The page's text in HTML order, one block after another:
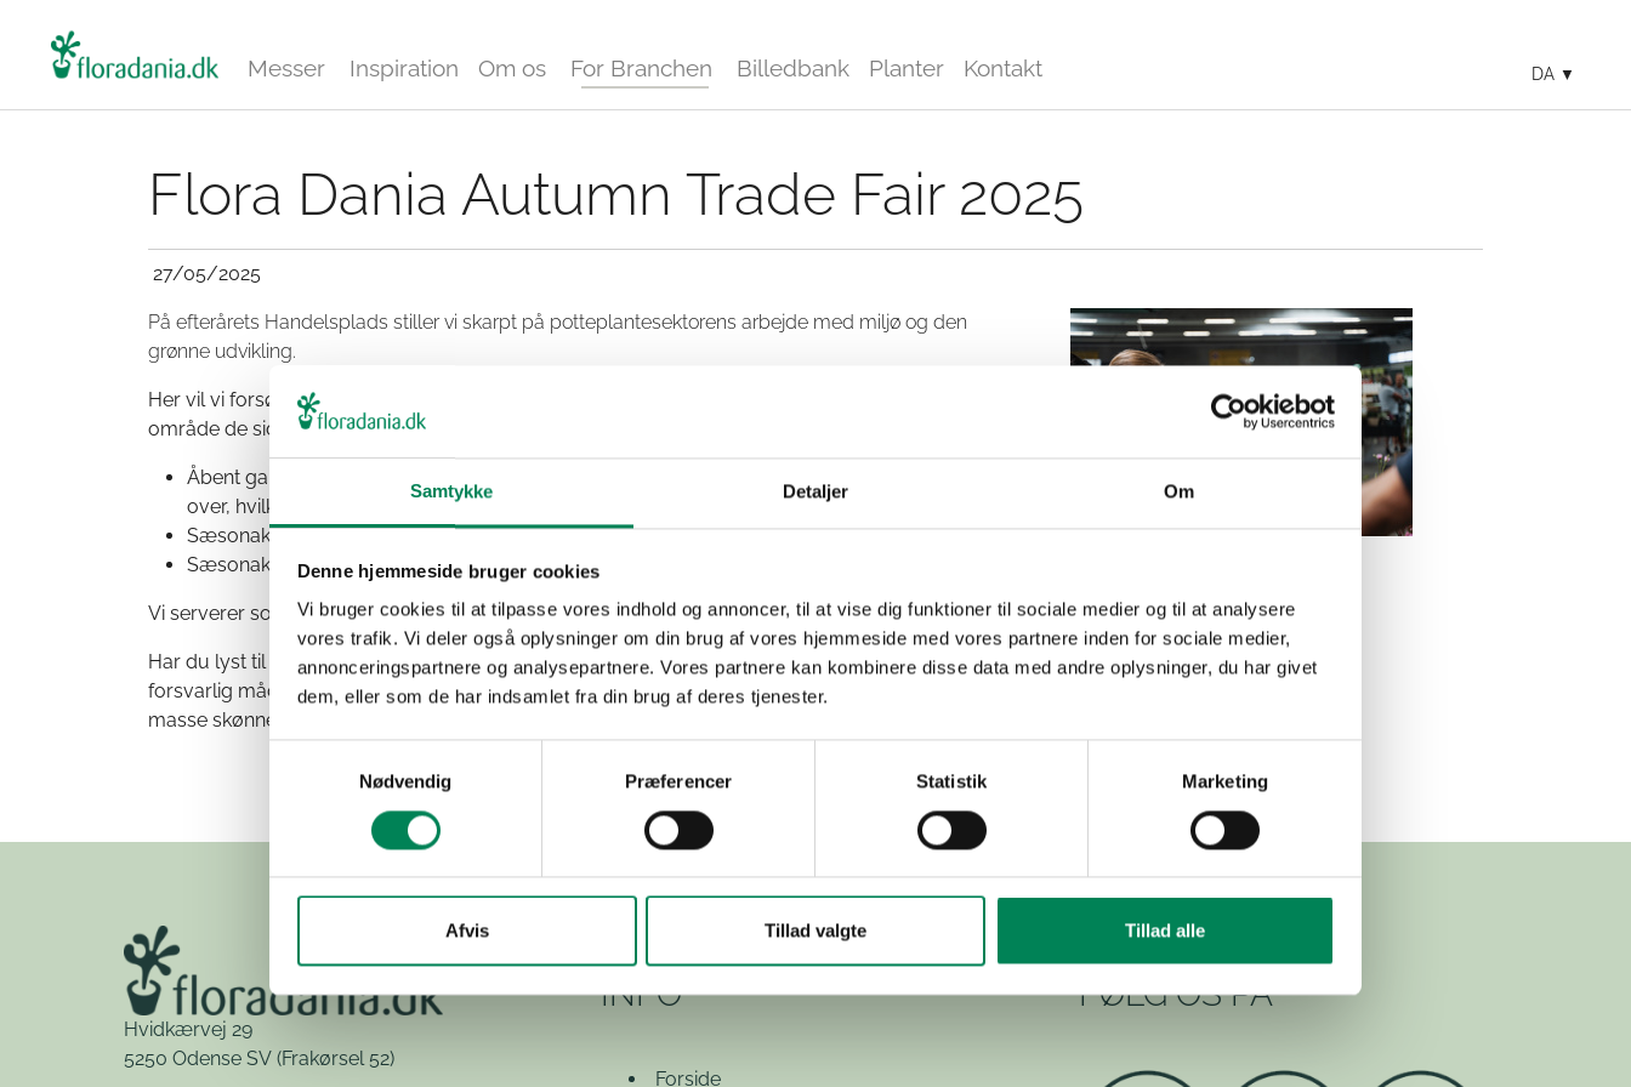
Samtykke Detaljer Om
Denne hjemmeside bruger cookies
Vi bruger cookies til at tilpasse vores indhold og annoncer, til at vise dig funktioner til sociale medier og til at analysere
vores trafik. Vi deler også oplysninger om din brug af vores hjemmeside med vores partnere inden for sociale medier,
annonceringspartnere og analysepartnere. Vores partnere kan kombinere disse data med andre oplysninger, du har givet
dem, eller som de har indsamlet fra din brug af deres tjenester.
Nødvendig
Præferencer Statistik Marketing
Afvis Tillad valgte Tillad alle
Messer Inspiration Om os For Branchen Billedbank Planter Kontakt DA
Flora Dania Autumn Trade Fair 2025
27/05/2025
På efterårets Handelsplads stiller vi skarpt på potteplantesektorens arbejde med miljø og den
grønne udvikling.
Her vil vi forsøge at formidle historien om, hvor meget sektoren har rykket sig på det grønne
område de sidste 10-15 år. Helt konkret vil du opleve:
Åbent gartneri – kom ud og oplev gartnerierne inde fra drivhusene. Snart kommer der en liste
over, hvilke gartnerier, der holder åbent ifm. med messen, og hvad du kan se ude hos dem.
Sæsonaktuelle produkter fra +60 prydplanteproducenter og garterne bag.
Sæsonaktuelle produkter fra +10 planteskoler og garterne bag.
Vi serverer som altid sandwich, salater, pølser, ristede hotdogs, vand, øl og kaffe ude på messen.
Har du lyst til at blive klogere på, hvordan prydplantebranchen producerer planter på en grøn og
forsvarlig måde? Så ta’ din kollega og eller kunde under armen og mød os til en grøn dag med en
masse skønne planter og passionerede mennesker.
Hvidkærvej 29
5250 Odense SV (Frakørsel 52)
INFO
Forside
FØLG OS PÅ